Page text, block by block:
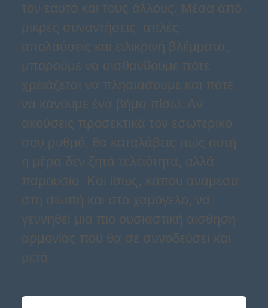
τον εαυτό και τους άλλους. Μέσα από
μικρές συναντήσεις, απλές
απολαύσεις και ειλικρινή βλέμματα,
μπορούμε να αισθανθούμε πότε
χρειάζεται να πλησιάσουμε και πότε
να κάνουμε ένα βήμα πίσω. Αν
ακούσεις προσεκτικά τον εσωτερικό
σου ρυθμό, θα καταλάβεις πως αυτή
η μέρα δεν ζητά τελειότητα, αλλά
παρουσία. Και ίσως, κάπου ανάμεσα
στη σιωπή και στο χαμόγελο, να
γεννηθεί μια πιο ουσιαστική αίσθηση
αρμονίας που θα σε συνοδεύσει και
μετά.